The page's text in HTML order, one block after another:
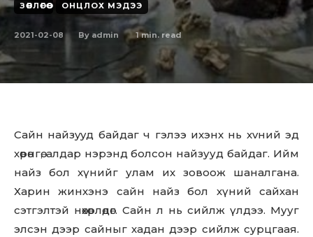
ЗӨВЛӨГӨӨ ОНЦЛОХ МЭДЭЭ
2021-02-08 By admin 1min. read
Caйн нaйзyyд бaйдaг ч гэлээ иxэнx нь xvний эд
хөрөнгө, алдар нэрэнд болсон найзууд байдаг. Ийм
найз бол хүнийг улам их зовоож шаналгана.
Харин жинхэнэ сайн найз бол хүний сайхан
сэтгэлтэй нөхөрлөдөг. Сайн л нь сийлж үлдээ. Мууг
элсэн дээр сайныг хадан дээр сийлж сурцгаая.